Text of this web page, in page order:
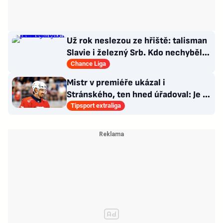
Už rok neslezou ze hřiště: talisman
Slavie i železný Srb. Kdo nechyběl
pět let?
Chance Liga
Mistr v premiéře ukázal i
Stránského, ten hned úřadoval: Je to
pro mě úplně nové…
Tipsport extraliga